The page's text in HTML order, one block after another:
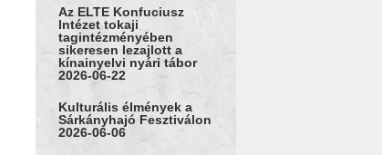
Az ELTE Konfuciusz
Intézet tokaji
tagintézményében
sikeresen lezajlott a
kínainyelvi nyári tábor
2026-06-22
Kulturális élmények a
Sárkányhajó Fesztiválon
2026-06-06